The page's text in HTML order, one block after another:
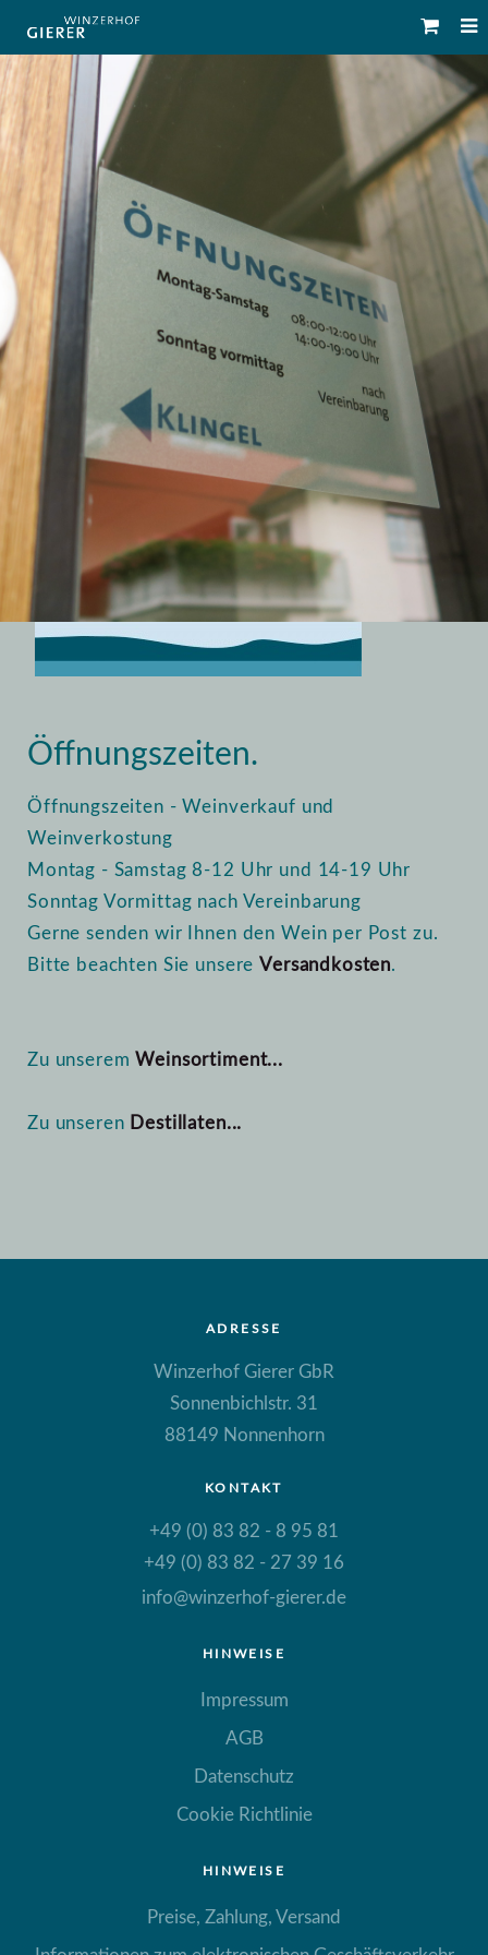
Öffnungszeiten.
Öffnungszeiten - Weinverkauf und
Weinverkostung
Montag - Samstag 8-12 Uhr und 14-19 Uhr
Sonntag Vormittag nach Vereinbarung
Gerne senden wir Ihnen den Wein per Post zu.
Bitte beachten Sie unsereVersandkosten.
Zu unseremWeinsortiment...
Zu unseren Destillaten...
ADRESSE
Winzerhof Gierer GbR
Sonnenbichlstr. 31
88149 Nonnenhorn
KONTAKT
+49 (0) 83 82 - 8 95 81
+49 (0) 83 82 - 27 39 16
info@winzerhof-gierer.de
HINWEISE
Impressum
AGB
Datenschutz
Cookie Richtlinie
HINWEISE
Preise, Zahlung, Versand